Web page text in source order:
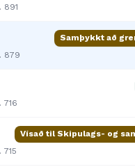
891
Samþykkt að
879
Vísað til Skipulags- og